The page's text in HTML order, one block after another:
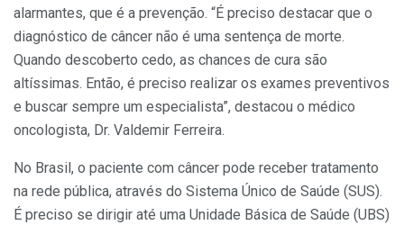
alarmantes, que é a prevenção. “É preciso destacar que o
diagnóstico de câncer não é uma sentença de morte.
Quando descoberto cedo, as chances de cura são
altíssimas. Então, é preciso realizar os exames preventivos
e buscar sempre um especialista”, destacou o médico
oncologista, Dr. Valdemir Ferreira.
No Brasil, o paciente com câncer pode receber tratamento
na rede pública, através do Sistema Único de Saúde (SUS).
É preciso se dirigir até uma Unidade Básica de Saúde (UBS)